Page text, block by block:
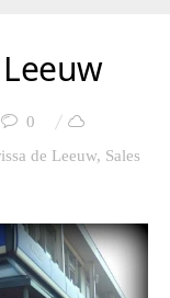
0
de Leeuw, Sales